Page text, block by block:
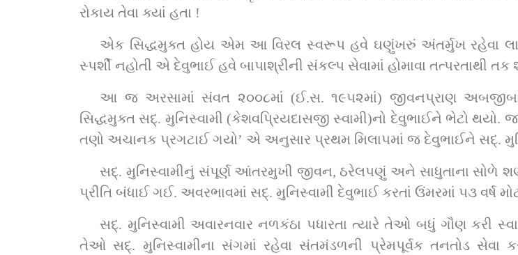
રોકાય તેવા ક્યાં હતા !
એક સિદ્ધમુક્ત હોય એમ આ વિરલ સ્વરૂપ હવે ઘણુંખરું અંતર્મુખ રહેવા
સ્પર્શી નહોતી એ દેવુભાઈ હવે બાપાશ્રીની સંકલ્પ સેવામાં હોમાવા તત્પરતાથી તક
આ જ અરસામાં સંવત ૨૦૦૮માં (ઈ.સ. ૧૯૫૨માં) જીવનપ્રાણ
સિદ્ધમુક્ત સદ્‌. મુનિસ્વામી (કેશવપ્રિયદાસજી સ્વામી)નો દેવુભાઈને ભેટો થયો. જાણે ‘પ્રથમની પ્રીત હતી ને પ્રથમ મેળાપ થયો, દીપક જે પ્રેમ
તણો
સદ્‌. મુનિસ્વામીનું સંપૂર્ણ આંતરમુખી જીવન, ઠરેલપણું અને સાધુતાના સોળે શણગારથી શોભતી સૌમ્ય મૂર્તિનાં દર્શન થતાં દેવુભાઈને અસાધારણ
પ્રીતિ બંધાઈ ગઈ. અવરભાવમાં સદ્‌. મુનિસ્વામી દેવુભાઈ
સદ્‌. મુનિસ્વામી અવારનવાર નળકંઠા પધારતા ત્યારે તેઓ બધું ગૌણ કરી સ્વામીના સાંનિધ્યમાં રહેવા તથા જોગ-સમાગમ માટે પહોંચી જતા.
તેઓ સદ્‌. મુનિસ્વામીના સંગમાં રહેવા સંતમંડળની પ્રેમપૂર્વક તનતોડ સેવા કરવા મંડી પડતા. એમની સેવા-ભક્તિની અતૂટ શ્રદ્ધાથી સદ્‌.